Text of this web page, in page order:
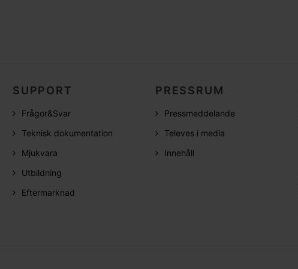
SUPPORT
Frågor&Svar
Teknisk dokumentation
Mjukvara
Utbildning
Eftermarknad
PRESSRUM
Pressmeddelande
Televes i media
Innehåll